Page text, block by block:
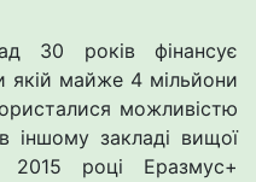
30 років фінансує
якій майже 4 мільйони
можливістю
іншому закладі вищої
році Еразмус+